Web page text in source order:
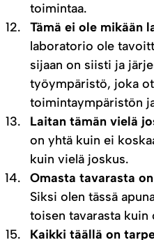
toimintaa.
Tämä ei ole mikään
laboratorio ole
sijaan on siisti ja
työympäristö, joka
toimintaympäristön
Laitan tämän vielä
on yhtä kuin ei
kuin vielä joskus.
Omasta tavarasta
Siksi olen tässä
toisen tavarasta kuin
Kaikki täällä on